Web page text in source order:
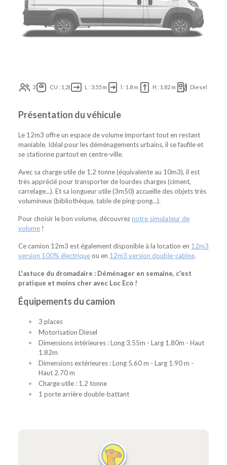
3 CU : 1,2t L : 3.55 m l : 1.8 m H : 1.82 m Diesel
Présentation du véhicule
Le 12m3 offre un espace de volume important tout en restant
maniable. Idéal pour les déménagements urbains, il se faufile et
se stationne partout en centre-ville.
Avec sa charge utile de 1,2 tonne (équivalente au 10m3), il est
très apprécié pour transporter de lourdes charges (ciment,
carrelage...). Et sa longueur utile (3m50) accueille des objets très
volumineux (bibliothèque, table de ping-pong...).
Pour choisir le bon volume, découvreznotre simulateur de
volume !
Ce camion 12m3 est également disponible à la location en 12m3
version 100% électrique ou en 12m3 version double-cabine.
L'astuce du dromadaire : Déménager en semaine, c'est
pratique et moins cher avec Loc Eco !
Équipements du camion
3 places
Motorisation Diesel
Dimensions intérieures : Long 3.55m - Larg 1.80m - Haut
1.82m
Dimensions extérieures : Long 5.60 m - Larg 1.90 m -
Haut 2.70 m
Charge utile : 1,2 tonne
1 porte arrière double-battant